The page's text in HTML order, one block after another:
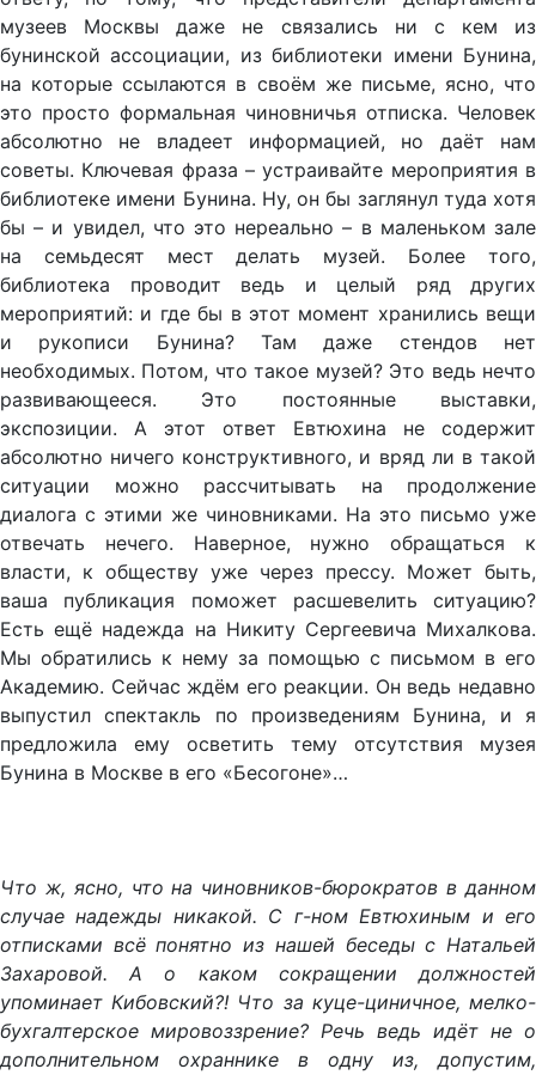
музеев Москвы даже не связались ни с кем из
бунинской ассоциации, из библиотеки имени Бунина,
на которые ссылаются в своём же письме, ясно, что
это просто формальная чиновничья отписка. Человек
абсолютно не владеет информацией, но даёт нам
советы. Ключевая фраза – устраивайте мероприятия в
библиотеке имени Бунина. Ну, он бы заглянул туда хотя
бы – и увидел, что это нереально – в маленьком зале
на семьдесят мест делать музей. Более того,
библиотека проводит ведь и целый ряд других
мероприятий: и где бы в этот момент хранились вещи
и рукописи Бунина? Там даже стендов нет
необходимых. Потом, что такое музей? Это ведь нечто
развивающееся. Это постоянные выставки,
экспозиции. А этот ответ Евтюхина не содержит
абсолютно ничего конструктивного, и вряд ли в такой
ситуации можно рассчитывать на продолжение
диалога с этими же чиновниками. На это письмо уже
отвечать нечего. Наверное, нужно обращаться к
власти, к обществу уже через прессу. Может быть,
ваша публикация поможет расшевелить ситуацию?
Есть ещё надежда на Никиту Сергеевича Михалкова.
Мы обратились к нему за помощью с письмом в его
Академию. Сейчас ждём его реакции. Он ведь недавно
выпустил спектакль по произведениям Бунина, и я
предложила ему осветить тему отсутствия музея
Бунина в Москве в его «Бесогоне»…
Что ж, ясно, что на чиновников-бюрократов в данном
случае надежды никакой. С г-ном Евтюхиным и его
отписками всё понятно из нашей беседы с Натальей
Захаровой. А о каком сокращении должностей
упоминает Кибовский?! Что за куце-циничное, мелко-
бухгалтерское мировоззрение? Речь ведь идёт не о
дополнительном охраннике в одну из, допустим,